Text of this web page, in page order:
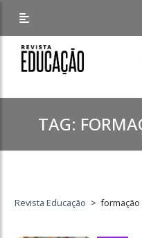
TAG:
Revista Educação >